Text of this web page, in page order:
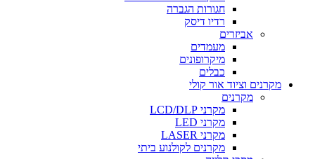
חגורות הגברה
רדיו דיסק
אביזרים
מעמדים
מיקרופונים
כבלים
מקרנים וציוד אור קולי
מקרנים
מקרני LCD/DLP
מקרני LED
מקרני LASER
מקרנים לקולנוע ביתי